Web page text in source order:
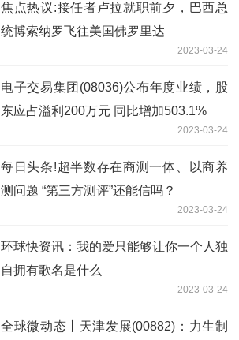
焦点热议:接任者卢拉就职前夕，巴西总
统博索纳罗飞往美国佛罗里达
2023-03-24
电子交易集团(08036)公布年度业绩，股
东应占溢利200万元 同比增加503.1%
2023-03-24
每日头条!超半数存在商测一体、以商养
测问题 “第三方测评”还能信吗？
2023-03-24
环球快资讯：我的爱只能够让你一个人独
自拥有歌名是什么
2023-03-24
全球微动态丨天津发展(00882)：力生制